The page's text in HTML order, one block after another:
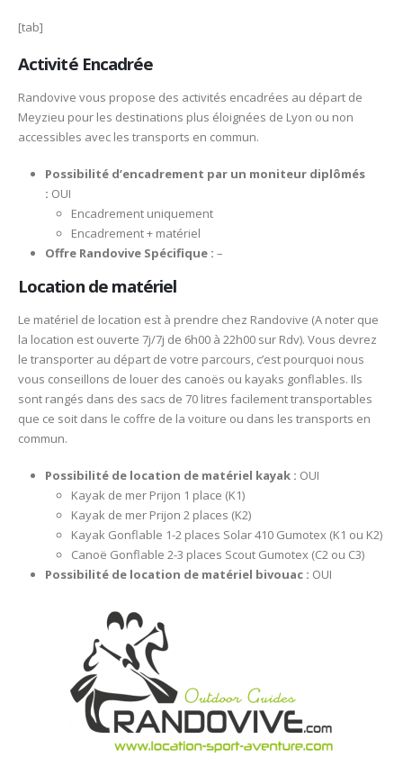
[tab]
Activité Encadrée
Randovive vous propose des activités encadrées au départ de
Meyzieu pour les destinations plus éloignées de Lyon ou non
accessibles avec les transports en commun.
Possibilité d’encadrement par un moniteur diplômés
: OUI
Encadrement uniquement
Encadrement + matériel
Offre Randovive Spécifique : –
Location de matériel
Le matériel de location est à prendre chez Randovive (A noter que
la location est ouverte 7j/7j de 6h00 à 22h00 sur Rdv). Vous devrez
le transporter au départ de votre parcours, c’est pourquoi nous
vous conseillons de louer des canoës ou kayaks gonflables. Ils
sont rangés dans des sacs de 70 litres facilement transportables
que ce soit dans le coffre de la voiture ou dans les transports en
commun.
Possibilité de location de matériel kayak : OUI
Kayak de mer Prijon 1 place (K1)
Kayak de mer Prijon 2 places (K2)
Kayak Gonflable 1-2 places Solar 410 Gumotex (K1 ou K2)
Canoë Gonflable 2-3 places Scout Gumotex (C2 ou C3)
Possibilité de location de matériel bivouac : OUI